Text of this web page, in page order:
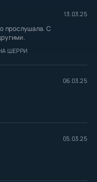
13.03.25
прослушала. С
ШЕРРИ
06.03.25
05.03.25